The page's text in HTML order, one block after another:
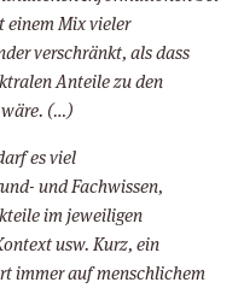
einem Mix vieler
verschränkt, als dass
Anteile zu den
(…)
es viel
und Fachwissen,
im jeweiligen
usw. Kurz, ein
immer auf menschlichem